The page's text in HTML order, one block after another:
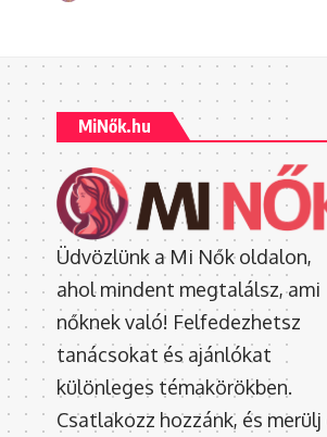
MiNők.hu
Üdvözlünk a Mi Nők oldalon,
ahol mindent megtalálsz, ami
nőknek való! Felfedezhetsz
tanácsokat és ajánlókat
különleges témakörökben.
Csatlakozz hozzánk, és merülj